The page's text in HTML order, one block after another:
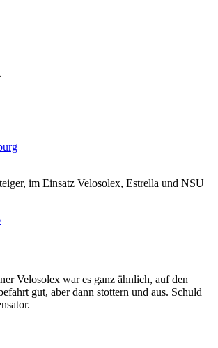
im Einsatz Velosolex, Estrella und NSU
Velosolex war es ganz ähnlich, auf den
gut, aber dann stottern und aus. Schuld